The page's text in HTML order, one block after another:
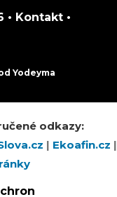
• Kontakt•
Yodeyma
odkazy:
| Ekoafin.cz |